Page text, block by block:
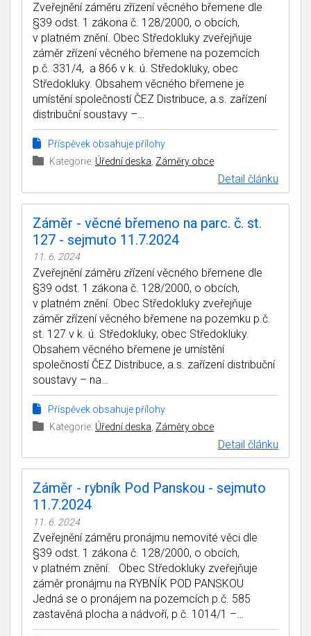
Zveřejnění záměru zřízení věcného břemene dle
§39 odst. 1 zákona č. 128/2000, o obcích,
v platném znění. Obec Středokluky zveřejňuje
záměr zřízení věcného břemene na pozemcích
p.č. 331/4, a 866 v k. ú. Středokluky, obec
Středokluky. Obsahem věcného břemene je
umístění společností ČEZ Distribuce, a.s. zařízení
distribuční soustavy –…
Příspěvek obsahuje přílohy
Kategorie: Úřední deska, Záměry obce
Detail článku
Záměr - věcné břemeno na parc. č. st.
127 - sejmuto 11.7.2024
11. 6. 2024
Zveřejnění záměru zřízení věcného břemene dle
§39 odst. 1 zákona č. 128/2000, o obcích,
v platném znění. Obec Středokluky zveřejňuje
záměr zřízení věcného břemene na pozemku p.č.
st. 127 v k. ú. Středokluky, obec Středokluky.
Obsahem věcného břemene je umístění
společností ČEZ Distribuce, a.s. zařízení distribuční
soustavy – na…
Příspěvek obsahuje přílohy
Kategorie: Úřední deska Záměry obce
Detail článku
Záměr - rybník Pod Panskou - sejmuto
11.7.2024
11. 6. 2024
Zveřejnění záměru pronájmu nemovité věci dle
§39 odst. 1 zákona č. 128/2000, o obcích,
v platném znění. Obec Středokluky zveřejňuje
záměr pronájmu na RYBNÍK POD PANSKOU
Jedná se o pronájem na pozemcích p.č. 585
zastavěná plocha a nádvoří, p.č. 1014/1 –…